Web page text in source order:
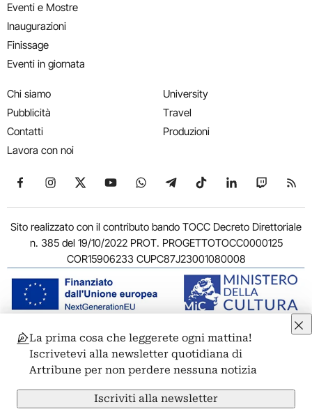
Eventi e Mostre
Inaugurazioni
Finissage
Eventi in giornata
Chi siamo
Pubblicità
Contatti
Lavora con noi
University
Travel
Produzioni
Seguici su Facebook
Seguici su Instagram
Seguici su X
Seguici su YouTube
Seguici su WhatsApp
Seguici su Telegram
Seguici su TikTok
Seguici su
Seguici
Sito realizzato con il contributo bando TOCC Decreto Direttoriale
n. 385 del 19/10/2022 PROT. PROGETTOTOCC0000125
COR15906233 CUPC87J23001080008
© 2011-2026 ARTRIBUNE srl – Corso Vittorio Emanuele II, 287 –
00186 Roma - P.I. 11381581005
Privacy: Responsabile della protezione dei dati personali
ARTRIBUNE srl – Corso Vittorio Emanuele II, 287 – 00186 Roma
Termini e condizioniPrivacy PolicyCookie PolicyCredits
La prima cosa che leggerete ogni mattina!
Iscrivetevi alla newsletter quotidiana di
Artribune per non perdere nessuna notizia
Iscriviti alla newsletter